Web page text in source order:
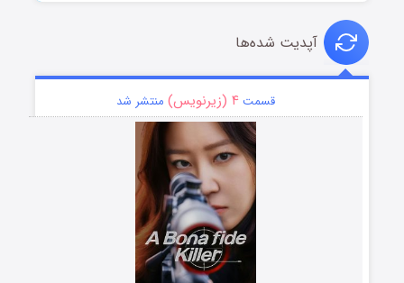
آپدیت شده‌ها
قسمت۴ (زیرنویس) منتشر شد